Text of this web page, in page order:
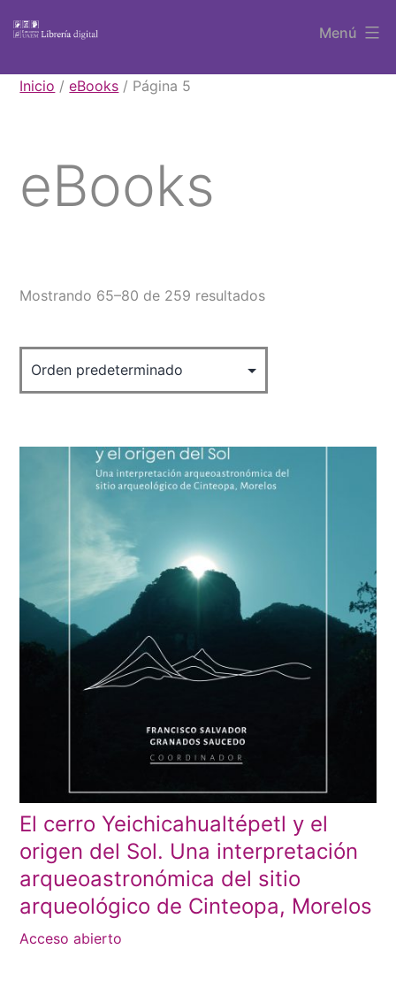
contenido
Libros
Menú
Inicio /eBooks / Página 5
eBooks
Mostrando 65–80 de 259 resultados
El cerro Yeichicahualtépetl y el
origen del Sol. Una interpretación
arqueoastronómica del sitio
arqueológico de Cinteopa, Morelos
Acceso abierto